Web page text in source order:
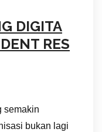
DIGITA
RES
semakin
bukan lagi